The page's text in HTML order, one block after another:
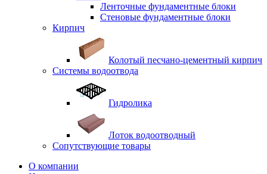
Ленточные фундаментные блоки
Стеновые фундаментные блоки
Кирпич
Колотый песчано-цементный кирпич
Системы водоотвода
Гидролика
Лоток водоотводный
Сопутствующие товары
О компании